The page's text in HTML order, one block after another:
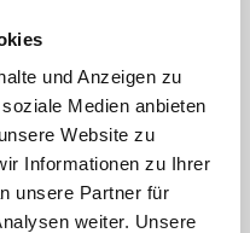
und Anzeigen zu
Medien anbieten
Website zu
Informationen zu Ihrer
unsere Partner für
weiter. Unsere